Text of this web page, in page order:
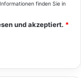
finden Sie in
und akzeptiert. *